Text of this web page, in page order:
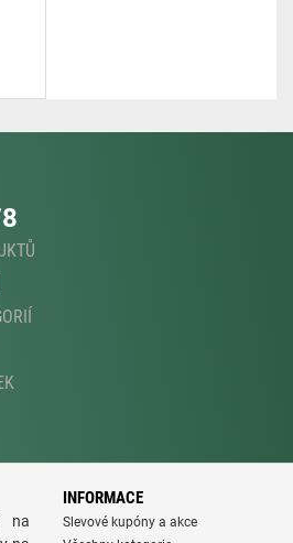
na
INFORMACE
Slevové kupóny a akce